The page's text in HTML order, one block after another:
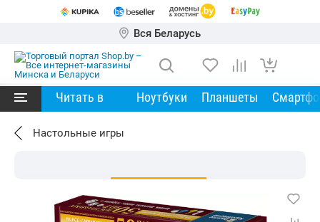
Вся Беларусь
Читать в Ноутбуки Планшеты
Настольные игры